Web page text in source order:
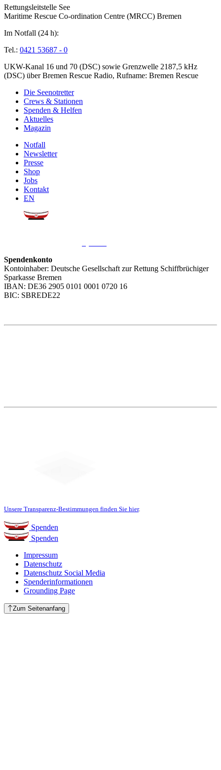
Rettungsleitstelle See
Maritime Rescue Co-ordination Centre (MRCC) Bremen
Im Notfall (24 h):
Tel.: 0421 53687 - 0
UKW-Kanal 16 und 70 (DSC) sowie Grenzwelle 2187,5 kHz
(DSC) über Bremen Rescue Radio, Rufname: Bremen Rescue
Die Seenotretter
Crews & Stationen
Spenden & Helfen
Aktuelles
Magazin
Notfall
Newsletter
Presse
Shop
Jobs
Kontakt
EN
Spendenkonto
Kontoinhaber: Deutsche Gesellschaft zur Rettung Schiffbrüchiger
Sparkasse Bremen
IBAN: DE36 2905 0101 0001 0720 16
BIC: SBREDE22
Unsere Transparenz-Bestimmungen finden Sie hier.
Spenden
Spenden
Impressum
Datenschutz
Datenschutz Social Media
Spenderinformationen
Grounding Page
Zum Seitenanfang